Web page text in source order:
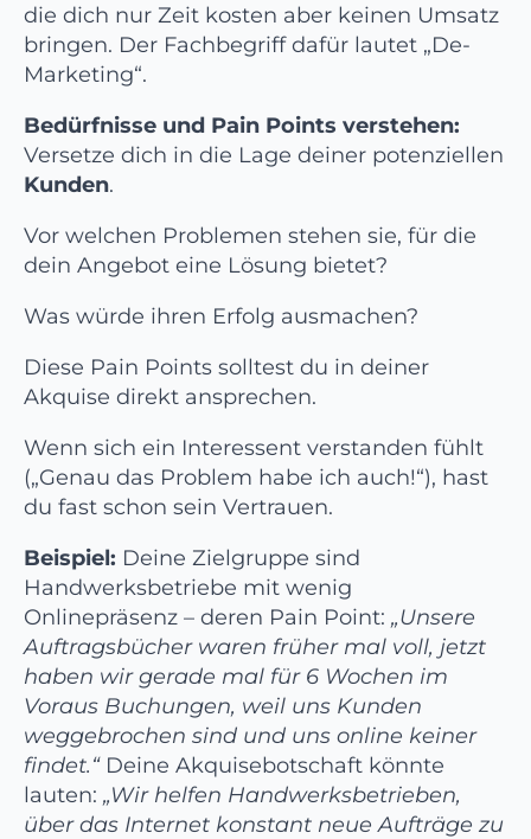
die dich nur Zeit kosten aber keinen Umsatz
bringen. Der Fachbegriff dafür lautet „De-
Marketing“.
Bedürfnisse und Pain Points verstehen:
Versetze dich in die Lage deiner potenziellen
Kunden.
Vor welchen Problemen stehen sie, für die
dein Angebot eine Lösung bietet?
Was würde ihren Erfolg ausmachen?
Diese Pain Points solltest du in deiner
Akquise direkt ansprechen.
Wenn sich ein Interessent verstanden fühlt
(„Genau das Problem habe ich auch!“), hast
du fast schon sein Vertrauen.
Beispiel: Deine Zielgruppe sind
Handwerksbetriebe mit wenig
Onlinepräsenz – deren Pain Point: „Unsere
Auftragsbücher waren früher mal voll, jetzt
haben wir gerade mal für 6 Wochen im
Voraus Buchungen, weil uns Kunden
weggebrochen sind und uns online keiner
findet.“Deine Akquisebotschaft könnte
lauten: „Wir helfen Handwerksbetrieben,
über das Internet konstant neue Aufträge zu